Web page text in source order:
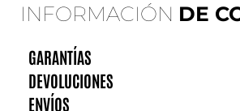
INFORMACIÓN DE
GARANTÍAS
DEVOLUCIONES
ENVÍOS